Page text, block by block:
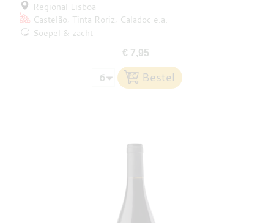
Regional Lisboa
Castelão Tinta Roriz Caladoc e.a.
Soepel & zacht
€ 7,95